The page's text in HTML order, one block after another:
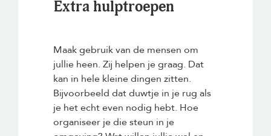
Extra hulptroepen
Maak gebruik van de mensen om
jullie heen. Zij helpen je graag. Dat
kan in hele kleine dingen zitten.
Bijvoorbeeld dat duwtje in je rug als
je het echt even nodig hebt. Hoe
organiseer je die steun in je